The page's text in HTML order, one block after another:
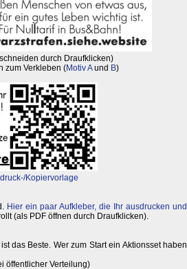
durch Draufklicken)
zum Verkleben (Motiv Aund B)
Kopiervorlage
Hier ein paar Aufkleber, die Ihr ausdrucken und
(als PDF öffnen durch Draufklicken).
das Beste. Wer zum Start ein Aktionsset haben
öffentlicher Verteilung)